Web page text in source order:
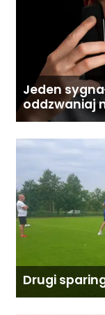
Jeden
oddzwaniaj
Drugi